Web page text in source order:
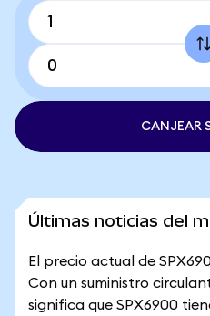
CANJEAR
Últimas noticias del
El precio actual de
Con un suministro
significa que SPX6900